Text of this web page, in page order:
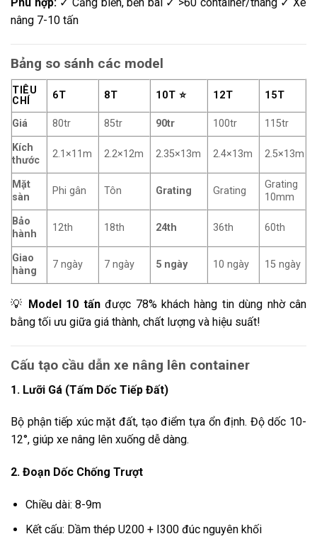
nâng 7-10 tấn
Bảng so sánh các model
TIÊU
CHÍ
6T 8T 10T ⭐ 12T 15T
Giá 80tr 85tr 90tr 100tr
115tr
Kích
thước
2.1×11m 2.2×12m 2.35×13m 2.4×13m 2.5×13m
Mặt
sàn
Phi gân Tôn Grating Grating
Grating
10mm
Bảo
hành
12th 18th 24th 36th 60th
Giao
hàng
7 ngày 7 ngày 5 ngày 10 ngày 15 ngày
💡 Model 10 tấnđược 78% khách hàng tin dùng nhờ cân
bằng tối ưu giữa giá thành, chất lượng và hiệu suất!
Cấu tạo cầu dẫn xe nâng lên container
1. Lưỡi Gá (Tấm Dốc Tiếp Đất)
Bộ phận tiếp xúc mặt đất, tạo điểm tựa ổn định. Độ dốc 10-
12°, giúp xe nâng lên xuống dễ dàng.
2. Đoạn Dốc Chống Trượt
Chiều dài: 8-9m
Kết cấu: Dầm thép U200 + I300 đúc nguyên khối